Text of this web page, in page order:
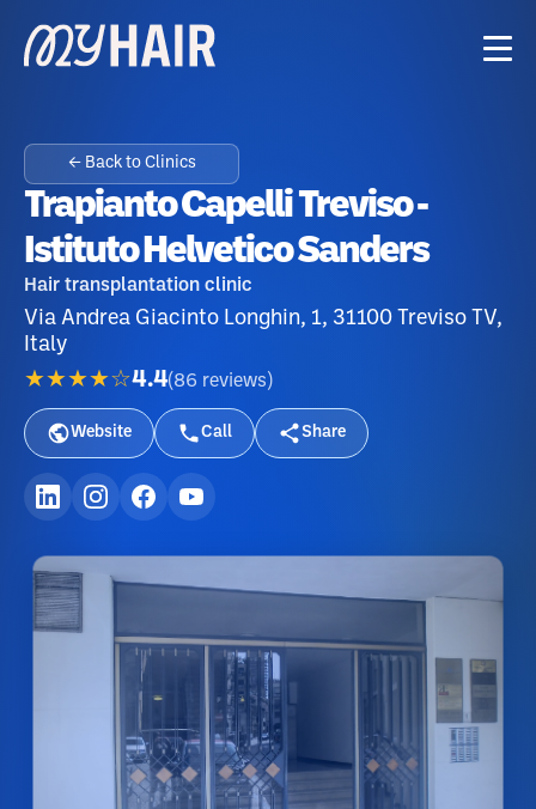
← Back to Clinics
Trapianto Capelli Treviso -
Istituto Helvetico Sanders
Hair transplantation clinic
Via Andrea Giacinto Longhin, 1, 31100 Treviso TV,
Italy
★★★★☆4.4(86 reviews )
Website Call Share